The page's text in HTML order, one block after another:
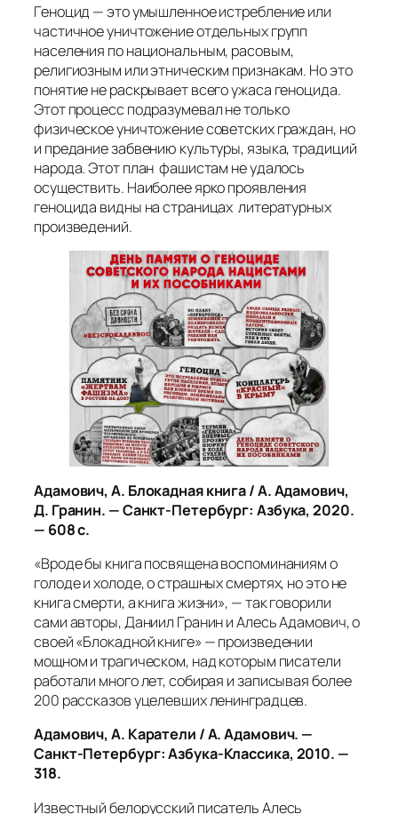
Геноцид — это умышленное истребление или
частичное уничтожение отдельных групп
населения по национальным, расовым,
религиозным или этническим признакам. Но это
понятие не раскрывает всего ужаса геноцида.
Этот процесс подразумевал не только
физическое уничтожение советских граждан, но
и предание забвению культуры, языка, традиций
народа. Этот план фашистам не удалось
осуществить. Наиболее ярко проявления
геноцида видны на страницах литературных
произведений.
Адамович, А. Блокадная книга / А. Адамович,
Д. Гранин. — Санкт-Петербург: Азбука, 2020.
— 608 с.
«Вроде бы книга посвящена воспоминаниям о
голоде и холоде, о страшных смертях, но это не
книга смерти, а книга жизни», — так говорили
сами авторы, Даниил Гранин и Алесь Адамович, о
своей «Блокадной книге» — произведении
мощном и трагическом, над которым писатели
работали много лет, собирая и записывая более
200 рассказов уцелевших ленинградцев.
Адамович, А. Каратели / А. Адамович. —
Санкт-Петербург: Азбука-Классика, 2010. —
318.
Известный белорусский писатель Алесь